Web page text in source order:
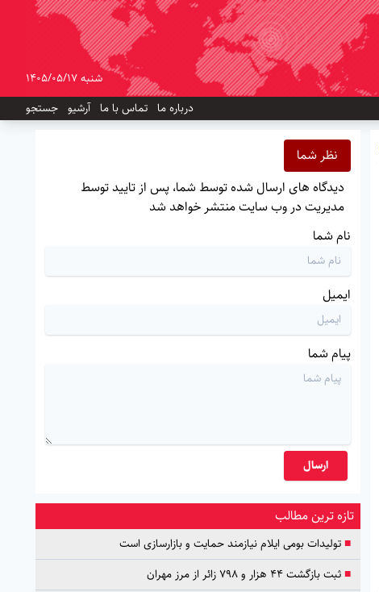
شنبه 1405/05/17
درباره ما تماس با ما آرشیو جستجو
نظر شما
دیدگاه های ارسال شده توسط شما، پس از تایید توسط
مدیریت در وب سایت منتشر خواهد شد
نام شما
ایمیل
پیام شما
ارسال
تازه ترین مطالب
■تولیدات بومی ایلام نیازمند حمایت و بازارسازی است
■ثبت بازگشت ۴۴ هزار و ۷۹۸ زائر از مرز مهران